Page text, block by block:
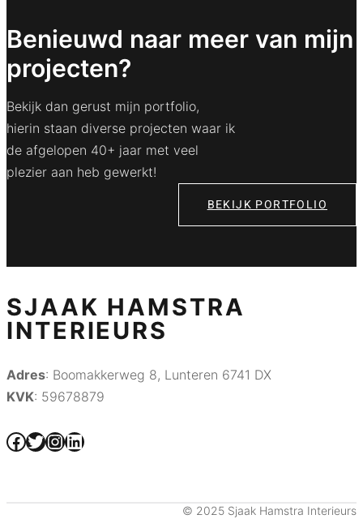
Benieuwd naar meer van mijn
projecten?
Bekijk dan gerust mijn portfolio,
hierin staan diverse projecten waar ik
de afgelopen 40+ jaar met veel
plezier aan heb gewerkt!
BEKIJK PORTFOLIO
SJAAK HAMSTRA
INTERIEURS
Adres: Boomakkerweg 8, Lunteren 6741 DX
KVK: 59678879
Facebook Twitter InstagramLinkedIn
© 2025 Sjaak Hamstra Interieurs